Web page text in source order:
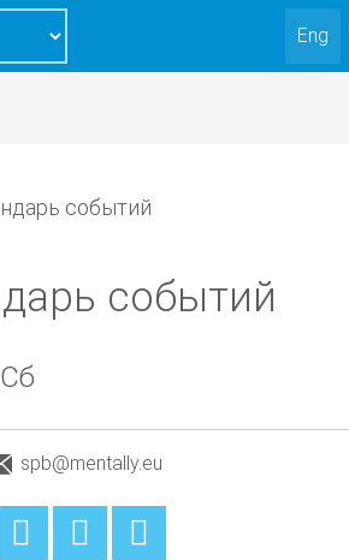
Eng
событий
событий
spb@mentally.eu